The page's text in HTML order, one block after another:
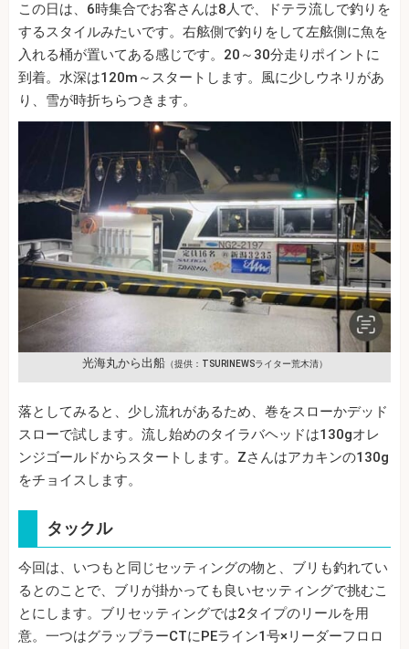
この日は、6時集合でお客さんは8人で、ドテラ流しで釣りを
するスタイルみたいです。右舷側で釣りをして左舷側に魚を
入れる桶が置いてある感じです。20～30分走りポイントに
到着。水深は120m～スタートします。風に少しウネリがあ
り、雪が時折ちらつきます。
光海丸から出船（提供：TSURINEWSライター荒木清）
落としてみると、少し流れがあるため、巻をスローかデッド
スローで試します。流し始めのタイラバヘッドは130gオレ
ンジゴールドからスタートします。Zさんはアカキンの130g
をチョイスします。
タックル
今回は、いつもと同じセッティングの物と、ブリも釣れてい
るとのことで、ブリが掛かっても良いセッティングで挑むこ
とにします。ブリセッティングでは2タイプのリールを用
意。一つはグラップラーCTにPEライン1号×リーダーフロロ